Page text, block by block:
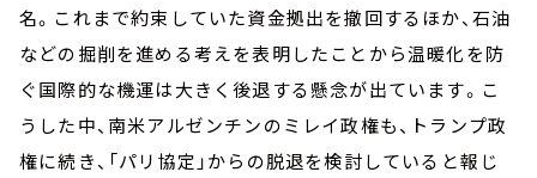
名。これまで約束していた資金拠出を撤回するほか、石油
などの掘削を進める考えを表明したことから温暖化を防
ぐ国際的な機運は大きく後退する懸念が出ています。こ
うした中、南米アルゼンチンのミレイ政権も、トランプ政
権に続き、「パリ協定」からの脱退を検討していると報じ